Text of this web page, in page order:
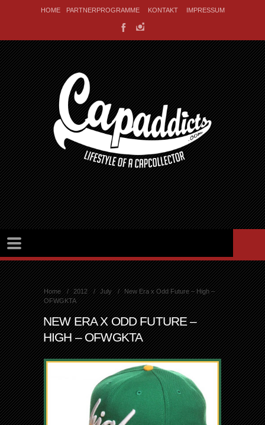
HOME PARTNERPROGRAMME KONTAKT IMPRESSUM
Home 2012 July
New Era x Odd Future – High –
OFWGKTA
NEW ERA X ODD FUTURE –
HIGH – OFWGKTA